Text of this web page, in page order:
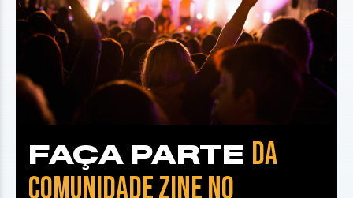
FAÇA PARTE DA
COMUNIDADE ZINE NO